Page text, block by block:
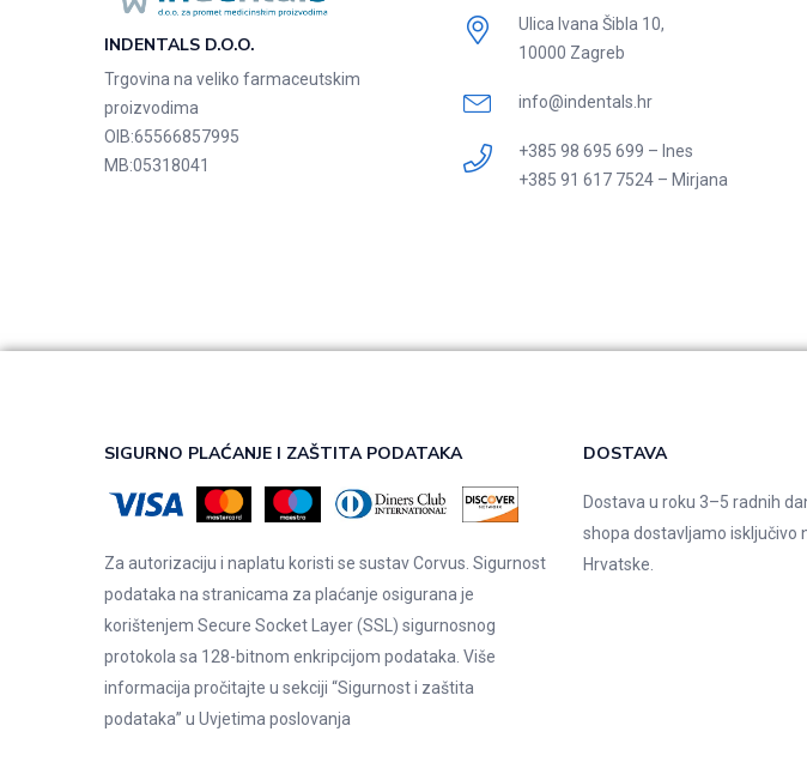
INDENTALS D.O.O.
Trgovina na veliko farmaceutskim
proizvodima
OIB:65566857995
MB:05318041
Ulica Ivana Šibla 10,
10000 Zagreb
info@indentals.hr
+385 98 695 699 – Ines
+385 91 617 7524 – Mirjana
SIGURNO PLAĆANJE I ZAŠTITA PODATAKA
Za autorizaciju i naplatu koristi se sustav Corvus. Sigurnost
podataka na stranicama za plaćanje osigurana je
korištenjem Secure Socket Layer (SSL) sigurnosnog
protokola sa 128-bitnom enkripcijom podataka. Više
informacija pročitajte u sekciji “Sigurnost i zaštita
podataka” u Uvjetima poslovanja
DOSTAVA
Dostava u roku 3–5 radnih
shopa dostavljamo isključivo
Hrvatske.